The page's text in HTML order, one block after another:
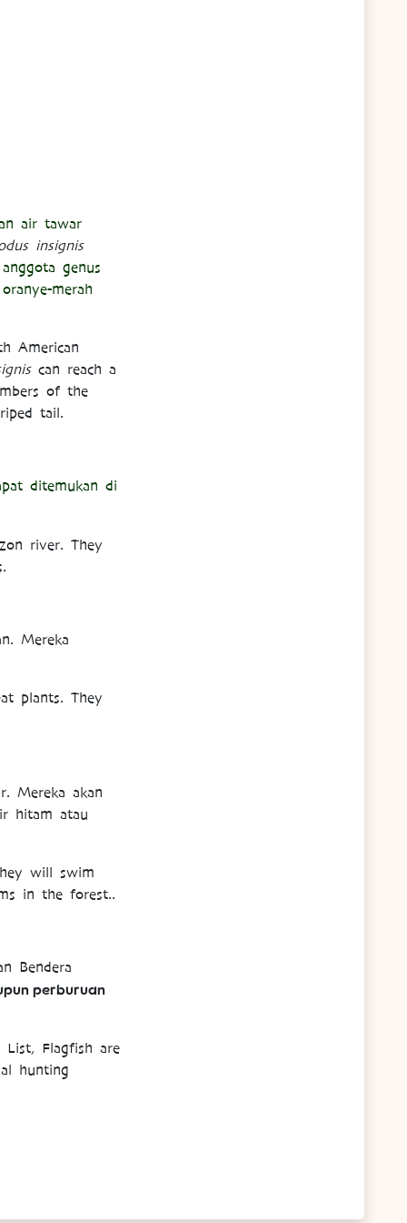
air tawar
insignis
genus
merah
American
can reach a
of the
tail.
ditemukan di
river. They
Mereka
plants. They
Mereka akan
hitam atau
will swim
in the forest..
Bendera
perburuan
Flagfish are
hunting